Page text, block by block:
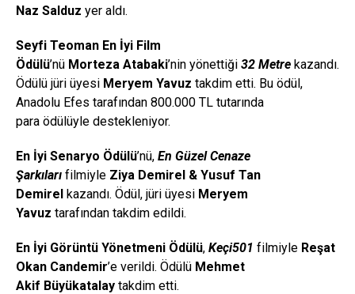
Naz Salduz yer aldı.
Seyfi Teoman En İyi Film
Ödülü’nü Morteza Atabaki’nin yönettiği 32 Metre kazandı.
Ödülü jüri üyesi Meryem Yavuz takdim etti. Bu ödül,
Anadolu Efes tarafından 800.000 TL tutarında
para ödülüyle destekleniyor.
En İyi Senaryo Ödülü’nü, En Güzel Cenaze
Şarkıları filmiyle Ziya Demirel & Yusuf Tan
Demirel kazandı. Ödül, jüri üyesi Meryem
Yavuz tarafından takdim edildi.
En İyi Görüntü Yönetmeni Ödülü, Keçi501 filmiyle Reşat
Okan Candemir’e verildi. Ödülü Mehmet
Akif Büyükatalay takdim etti.